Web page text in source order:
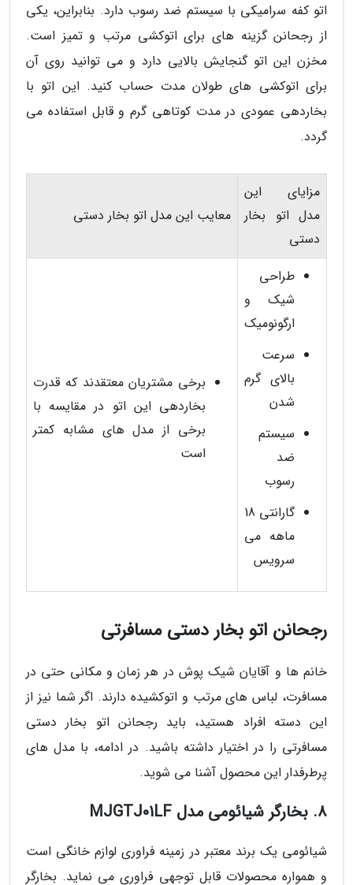
اتو کفه سرامیکی با سیستم ضد رسوب دارد. بنابراین، یکی
از رجحانن گزینه های برای اتوکشی مرتب و تمیز است.
مخزن این اتو گنجایش بالایی دارد و می توانید روی آن
برای اتوکشی های طولان مدت حساب کنید. این اتو با
بخاردهی عمودی در مدت کوتاهی گرم و قابل استفاده می
گردد.
مزایای این
مدل اتو بخار
دستی
معایب این مدل اتو بخار دستی
طراحی
شیک و
ارگونومیک
سرعت
بالای گرم
شدن
سیستم
ضد
رسوب
گارانتی 18
ماهه می
سرویس
برخی مشتریان معتقدند که قدرت
بخاردهی این اتو در مقایسه با
برخی از مدل های مشابه کمتر
است
رجحانن اتو بخار دستی مسافرتی
خانم ها و آقایان شیک پوش در هر زمان و مکانی حتی در
مسافرت، لباس های مرتب و اتوکشیده دارند. اگر شما نیز از
این دسته افراد هستید، باید رجحانن اتو بخار دستی
مسافرتی را در اختیار داشته باشید. در ادامه، با مدل های
پرطرفدار این محصول آشنا می شوید.
8. بخارگر شیائومی مدل MJGTJ01LF
شیائومی یک برند معتبر در زمینه فراوری لوازم خانگی است
و همواره محصولات قابل توجهی فراوری می نماید. بخارگر